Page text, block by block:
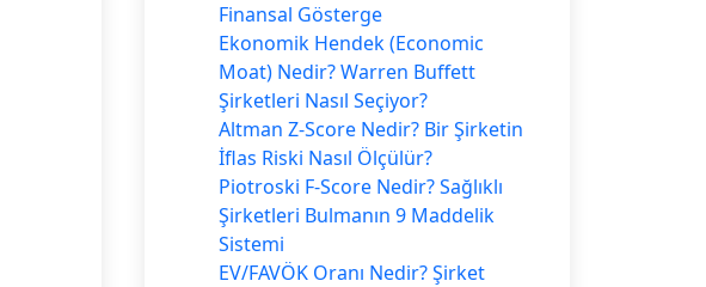
Finansal Gösterge
Ekonomik Hendek (Economic
Moat) Nedir? Warren Buffett
Şirketleri Nasıl Seçiyor?
Altman Z-Score Nedir? Bir Şirketin
İflas Riski Nasıl Ölçülür?
Piotroski F-Score Nedir? Sağlıklı
Şirketleri Bulmanın 9 Maddelik
Sistemi
EV/FAVÖK Oranı Nedir? Şirket